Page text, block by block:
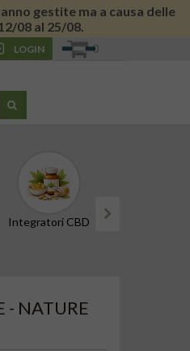
gestite ma a causa delle
08 al 25/08.
LOGIN 0
Integratori CBD
- NATURE